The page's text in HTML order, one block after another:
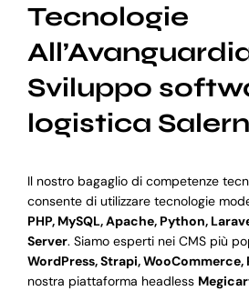
Tecnologie
Sviluppo
logistica
Il nostro bagaglio di competenze
consente di utilizzare tecnologie
PHP, MySQL, Apache, Python,
Server. Siamo esperti nei CMS più
WordPress, Strapi, WooCommerce,
nostra piattaforma headless